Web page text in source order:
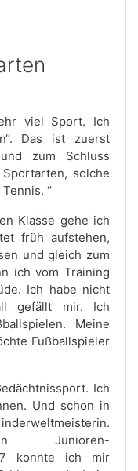
viel Sport. Ich
Das ist zuerst
zum Schluss
solche
“
Klasse gehe ich
früh aufstehen,
und gleich zum
ich vom Training
Ich habe nicht
gefällt mir. Ich
Meine
Fußballspieler
Ich
Und schon in
Junioren-
konnte ich mir